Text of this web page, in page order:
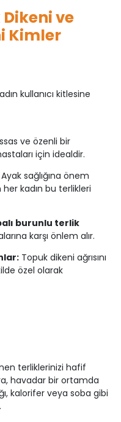
ve
Kimler
kullanıcı kitlesine
ve özenli bir
için idealdir.
sağlığına önem
kadın bu terlikleri
burunlu terlik
karşı önlem alır.
Topuk dikeni ağrısını
özel olarak
terliklerinizi hafif
havadar bir ortamda
kalorifer veya soba gibi